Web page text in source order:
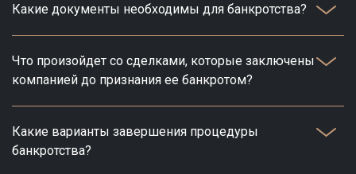
Какие документы необходимы для банкротства?
Что произойдет со сделками, которые заключены
компанией до признания ее банкротом?
Какие варианты завершения процедуры
банкротства?